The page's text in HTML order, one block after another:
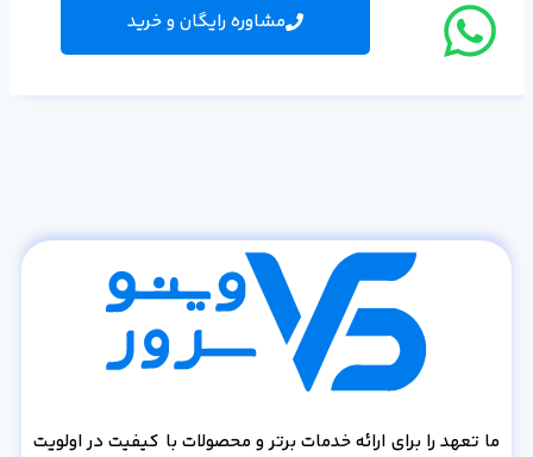
مشاوره رایگان و خرید
ما تعهد را برای ارائه خدمات برتر و محصولات با کیفیت در اولویت